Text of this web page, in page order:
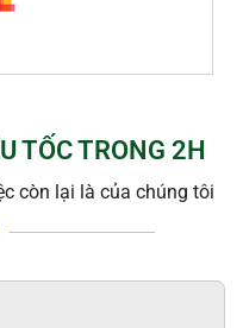
TỐC TRONG 2H
còn lại là của chúng tôi